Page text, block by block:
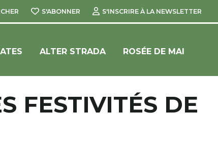
S'ABONNER S'INSCRIRE À LA NEWSLETTER
ALTER STRADA ROSÉE DE MAI
FESTIVITÉS DE